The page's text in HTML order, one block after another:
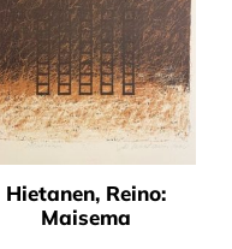
Hietanen, Reino:
Maisema